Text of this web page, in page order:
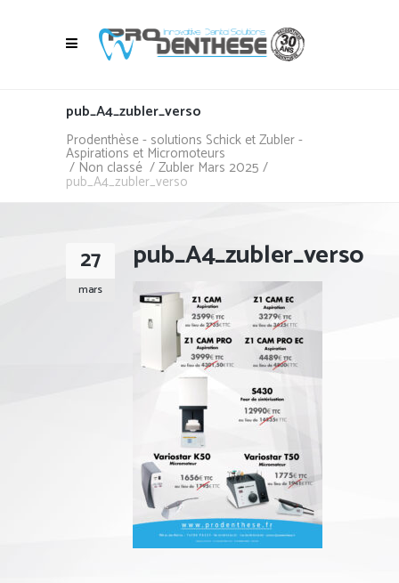
pub_A4_zubler_verso
Prodenthèse - solutions Schick et Zubler -
Aspirations et Micromoteurs
/ Non classé /Zubler Mars 2025 /
pub_A4_zubler_verso
27
mars
pub_A4_zubler_verso